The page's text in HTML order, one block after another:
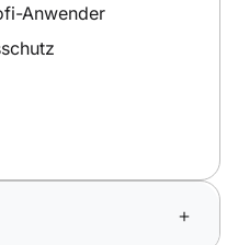
Anwender